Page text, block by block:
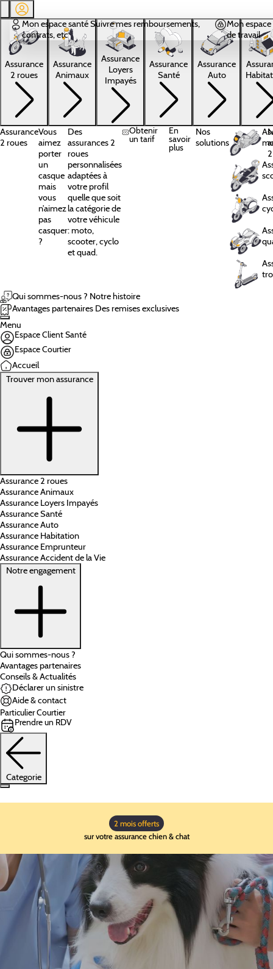
Aller au contenu principal
Mon espace santéSuivre mes remboursements,
contrats, etc
Mon
de travail
Assurance
2 roues
Assurance
Animaux
Assurance
Loyers
Impayés
Assurance
Santé
Assurance
Auto
Assurance
2 roues
Vous
aimez
porter
un
casque
mais
vous
n’aimez
pas
casquer
?
Des
assurances 2
roues
personnalisées
adaptées à
votre profil
quelle que soit
la catégorie de
votre véhicule
: moto,
scooter, cyclo
et quad.
Obtenir
un tarif
En
savoir
plus
Nos
solutions
Qui sommes-nous ? Notre histoire
Avantages partenaires Des remises exclusives
Menu
Espace Client Santé
Espace Courtier
Accueil
Trouver mon assurance
Assurance 2 roues
Assurance Animaux
Assurance Loyers Impayés
Assurance Santé
Assurance Auto
Assurance Habitation
Assurance Emprunteur
Assurance Accident de la Vie
Notre engagement
Qui sommes-nous ?
Avantages partenaires
Conseils & Actualités
Déclarer un sinistre
Aide & contact
ParticulierCourtier
Prendre un RDV
Categorie
2 mois offerts
sur votre assurance chien & chat